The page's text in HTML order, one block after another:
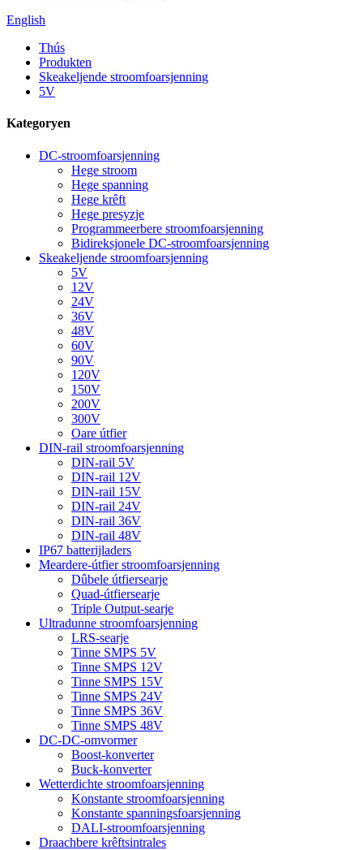
English
Thús
Produkten
Skeakeljende stroomfoarsjenning
5V
Kategoryen
DC-stroomfoarsjenning
Hege stroom
Hege spanning
Hege krêft
Hege presyzje
Programmeerbere stroomfoarsjenning
Bidireksjonele DC-stroomfoarsjenning
Skeakeljende stroomfoarsjenning
5V
12V
24V
36V
48V
60V
90V
120V
150V
200V
300V
Oare útfier
DIN-rail stroomfoarsjenning
DIN-rail 5V
DIN-rail 12V
DIN-rail 15V
DIN-rail 24V
DIN-rail 36V
DIN-rail 48V
IP67 batterijladers
Meardere-útfier stroomfoarsjenning
Dûbele útfiersearje
Quad-útfiersearje
Triple Output-searje
Ultradunne stroomfoarsjenning
LRS-searje
Tinne SMPS 5V
Tinne SMPS 12V
Tinne SMPS 15V
Tinne SMPS 24V
Tinne SMPS 36V
Tinne SMPS 48V
DC-DC-omvormer
Boost-konverter
Buck-konverter
Wetterdichte stroomfoarsjenning
Konstante stroomfoarsjenning
Konstante spanningsfoarsjenning
DALI-stroomfoarsjenning
Draachbere krêftsintrales